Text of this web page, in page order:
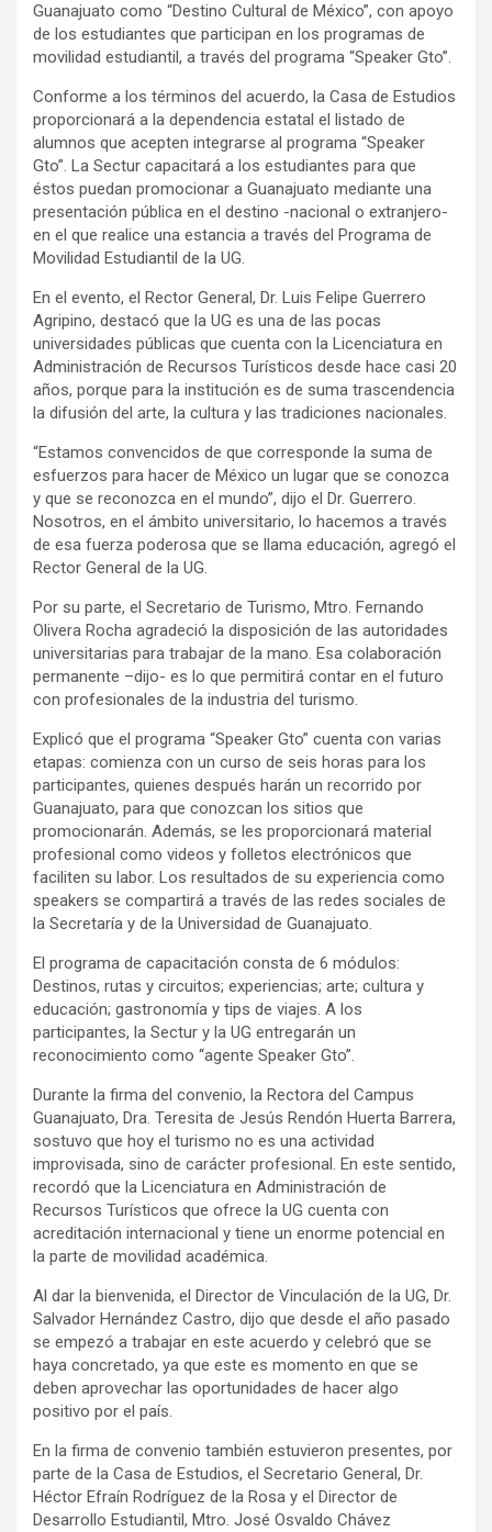
Guanajuato como “Destino Cultural de México”, con apoyo
de los estudiantes que participan en los programas de
movilidad estudiantil, a través del programa “Speaker Gto”.
Conforme a los términos del acuerdo, la Casa de Estudios
proporcionará a la dependencia estatal el listado de
alumnos que acepten integrarse al programa “Speaker
Gto”. La Sectur capacitará a los estudiantes para que
éstos puedan promocionar a Guanajuato mediante una
presentación pública en el destino -nacional o extranjero-
en el que realice una estancia a través del Programa de
Movilidad Estudiantil de la UG.
En el evento, el Rector General, Dr. Luis Felipe Guerrero
Agripino, destacó que la UG es una de las pocas
universidades públicas que cuenta con la Licenciatura en
Administración de Recursos Turísticos desde hace casi 20
años, porque para la institución es de suma trascendencia
la difusión del arte, la cultura y las tradiciones nacionales.
“Estamos convencidos de que corresponde la suma de
esfuerzos para hacer de México un lugar que se conozca
y que se reconozca en el mundo”, dijo el Dr. Guerrero.
Nosotros, en el ámbito universitario, lo hacemos a través
de esa fuerza poderosa que se llama educación, agregó el
Rector General de la UG.
Por su parte, el Secretario de Turismo, Mtro. Fernando
Olivera Rocha agradeció la disposición de las autoridades
universitarias para trabajar de la mano. Esa colaboración
permanente –dijo- es lo que permitirá contar en el futuro
con profesionales de la industria del turismo.
Explicó que el programa “Speaker Gto” cuenta con varias
etapas: comienza con un curso de seis horas para los
participantes, quienes después harán un recorrido por
Guanajuato, para que conozcan los sitios que
promocionarán. Además, se les proporcionará material
profesional como videos y folletos electrónicos que
faciliten su labor. Los resultados de su experiencia como
speakers se compartirá a través de las redes sociales de
la Secretaría y de la Universidad de Guanajuato.
El programa de capacitación consta de 6 módulos:
Destinos, rutas y circuitos; experiencias; arte; cultura y
educación; gastronomía y tips de viajes. A los
participantes, la Sectur y la UG entregarán un
reconocimiento como “agente Speaker Gto”.
Durante la firma del convenio, la Rectora del Campus
Guanajuato, Dra. Teresita de Jesús Rendón Huerta Barrera,
sostuvo que hoy el turismo no es una actividad
improvisada, sino de carácter profesional. En este sentido,
recordó que la Licenciatura en Administración de
Recursos Turísticos que ofrece la UG cuenta con
acreditación internacional y tiene un enorme potencial en
la parte de movilidad académica.
Al dar la bienvenida, el Director de Vinculación de la UG, Dr.
Salvador Hernández Castro, dijo que desde el año pasado
se empezó a trabajar en este acuerdo y celebró que se
haya concretado, ya que este es momento en que se
deben aprovechar las oportunidades de hacer algo
positivo por el país.
En la firma de convenio también estuvieron presentes, por
parte de la Casa de Estudios, el Secretario General, Dr.
Héctor Efraín Rodríguez de la Rosa y el Director de
Desarrollo Estudiantil, Mtro. José Osvaldo Chávez